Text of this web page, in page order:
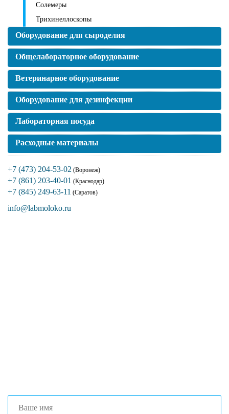
Солемеры
Трихинеллоскопы
Оборудование для сыроделия
Общелабораторное оборудование
Ветеринарное оборудование
Оборудование для дезинфекции
Лабораторная посуда
Расходные материалы
+7 (473) 204-53-02 (Воронеж)
+7 (861) 203-40-01 (Краснодар)
+7 (845) 249-63-11 (Саратов)
info@labmoloko.ru